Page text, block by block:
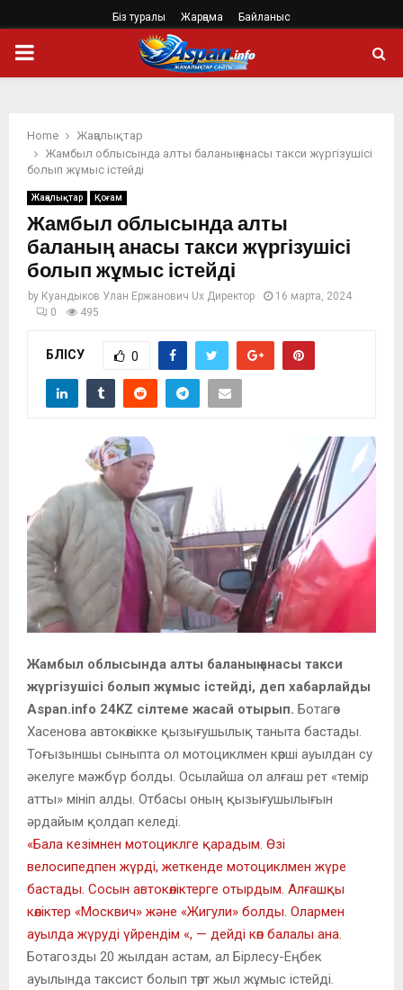
Біз туралы Жарңама Байланыс
PRIMARY
Home
Жаңалықтар
Жамбыл облысында алты баланың анасы такси жүргізушісі
болып жұмыс істейді
Жаңалықтар Қоғам
Жамбыл облысында алты
баланың анасы такси жүргізушісі
болып жұмыс істейді
by Куандыков Улан Ержанович Ux Директор
16 марта, 2024
0
495
БӨЛІСУ 0
Жамбыл облысында алты баланың анасы такси
жүргізушісі болып жұмыс істейді, деп хабарлайды
Aspan.info 24KZ сілтеме жасай отырып. Ботагөз
Хасенова автокөлікке қызығушылық таныта бастады.
Тоғызыншы сыныпта ол мотоциклмен көрші ауылдан су
әкелуге мәжбүр болды. Осылайша ол алғаш рет «темір
атты» мініп алды. Отбасы оның қызығушылығын
әрдайым қолдап келеді.
«Бала кезімнен мотоциклге қарадым. Өзі
велосипедпен жүрді, жеткенде мотоциклмен жүре
бастады. Сосын автокөліктерге отырдым. Алғашқы
көліктер «Москвич» және «Жигули» болды. Олармен
ауылда жүруді үйрендім «, — дейді көп балалы ана.
Ботагозды 20 жылдан астам, ал Бірлесу-Еңбек
ауылында таксист болып төрт жыл жұмыс істейді.